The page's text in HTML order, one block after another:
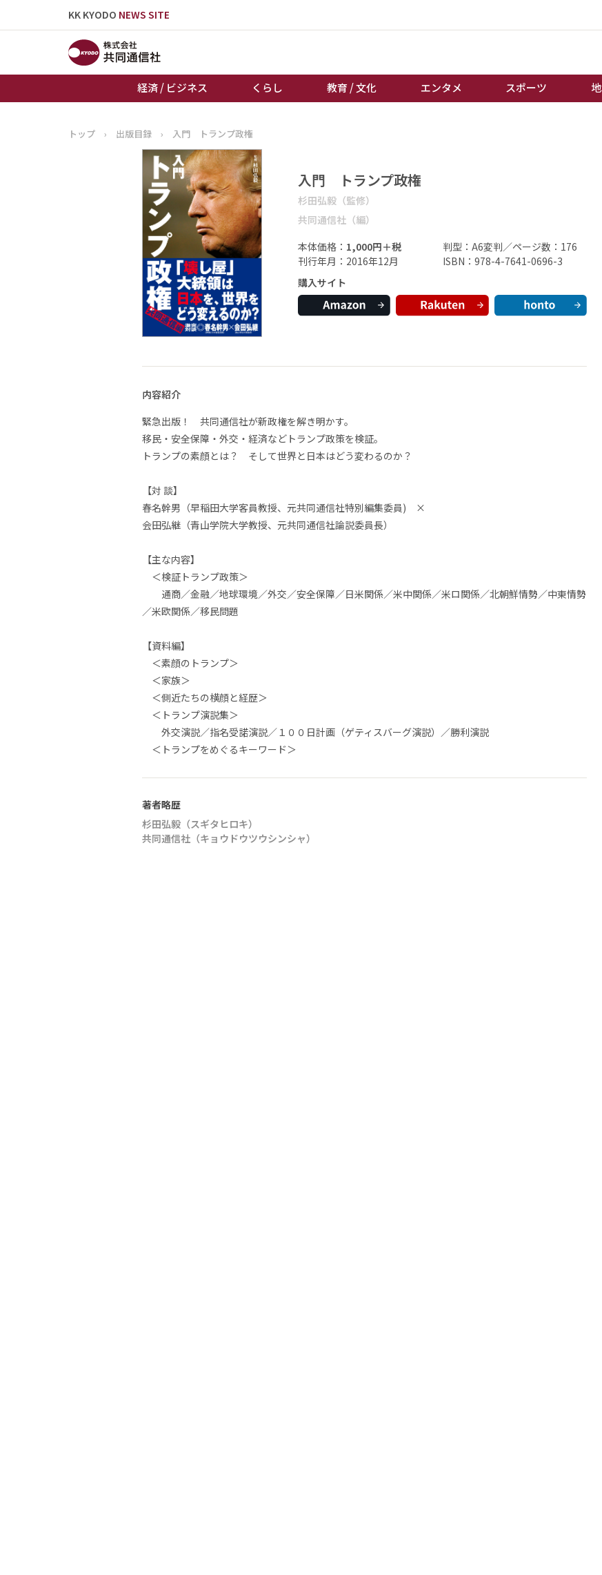
KK KYODO NEWS SITE
経済 / ビジネス くらし 教育 / 文化 エンタメ スポーツ
トップページ
お知らせ
教育 / 文化
エンタメ
スポーツ
地域
キーパーソン
棋王戦
女流本因坊戦
トップ › 出版目録 › 入門 トランプ政権
入門 トランプ政権
杉田弘毅（監修）
共同通信社（編）
本体価格： 1,000円＋税
判型：A6変判／ページ数：176
刊行年月：2016年12月
ISBN：978-4-7641-0696-3
購入サイト
内容紹介
緊急出版！ 共同通信社が新政権を解き明かす。
移民・安全保障・外交・経済などトランプ政策を検証。
トランプの素顔とは？ そして世界と日本はどう変わるのか？
【対 談】
春名幹男（早稲田大学客員教授、元共同通信社特別編集委員) ×
会田弘継（青山学院大学教授、元共同通信社論説委員長）
【主な内容】
＜検証トランプ政策＞
通商／金融／地球環境／外交／安全保障／日米関係／米中関係／米ロ関係／北朝鮮情勢／中東情勢
／米欧関係／移民問題
【資料編】
＜素顔のトランプ＞
＜家族＞
＜側近たちの横顔と経歴＞
＜トランプ演説集＞
外交演説／指名受諾演説／１００日計画（ゲティスバーグ演説）／勝利演説
＜トランプをめぐるキーワード＞
著者略歴
杉田弘毅（スギタヒロキ）
共同通信社（キョウドウツウシンシャ）